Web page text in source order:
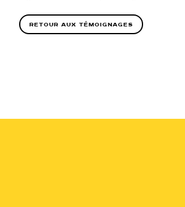
retour aux témoignages